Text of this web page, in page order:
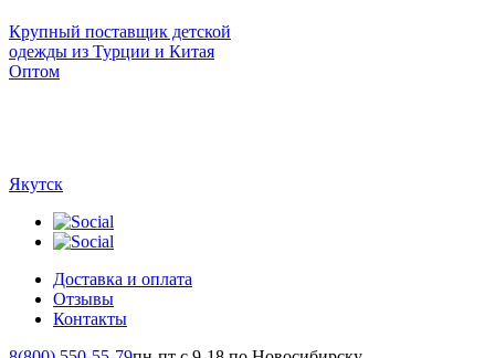
Крупный поставщик детской
одежды из Турции и Китая
Оптом
Якутск
Доставка и оплата
Отзывы
Контакты